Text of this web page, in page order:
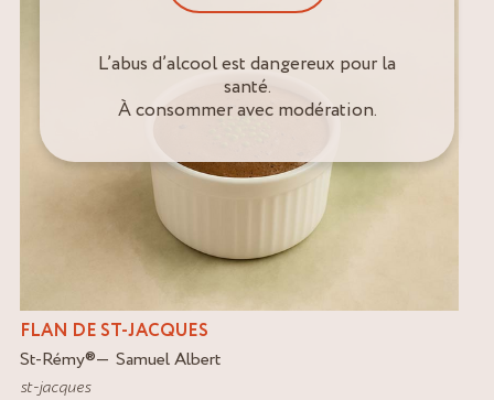
FLAN DE ST-JACQUES
St-Rémy®
Samuel Albert
st-jacques
L’abus d’alcool est dangereux pour la
santé.
À consommer avec modération.